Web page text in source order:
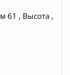
61 , Высота ,